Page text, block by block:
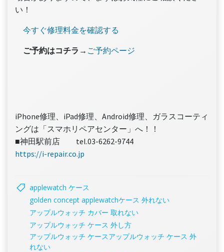
い！
今すぐ修理料金を確認する
ご予約はコチラ→ ご予約ページ
iPhone修理、iPad修理、Android修理、ガラスコーティ
ングは「スマホリペアセンター」へ！！
■神田駅前店 tel.03-6262-9744
https://i-repair.co.jp
applewatch ケース
golden concept applewatchケース 外れない
アップルウォッチ カバー 取れない
アップルウォッチ ケース 外し方
アップルウォッチ ケースアップルウォッチ ケース 外
れない